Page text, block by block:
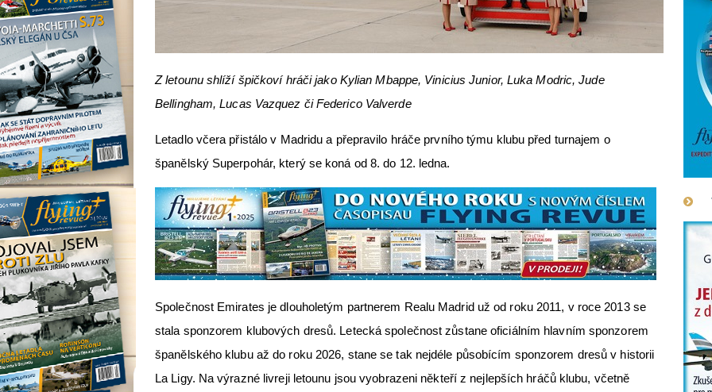
Z letounu shlíží špičkoví hráči jako Kylian Mbappe, Vinicius Junior, Luka Modric, Jude
Bellingham, Lucas Vazquez či Federico Valverde
Letadlo včera přistálo v Madridu a přepravilo hráče prvního týmu klubu před turnajem o
španělský Superpohár, který se koná od 8. do 12. ledna.
Společnost Emirates je dlouholetým partnerem Realu Madrid už od roku 2011, v roce 2013 se
stala sponzorem klubových dresů. Letecká společnost zůstane oficiálním hlavním sponzorem
španělského klubu až do roku 2026, stane se tak nejdéle působícím sponzorem dresů v historii
La Ligy. Na výrazné livreji letounu jsou vyobrazeni někteří z nejlepších hráčů klubu, včetně